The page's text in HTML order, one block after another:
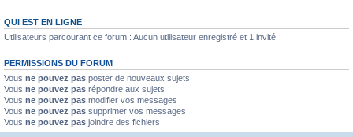
QUI EST EN LIGNE
Utilisateurs parcourant ce forum : Aucun utilisateur enregistré et 1 invité
PERMISSIONS DU FORUM
Vous ne pouvez pas poster de nouveaux sujets
Vous ne pouvez pas répondre aux sujets
Vous ne pouvez pas modifier vos messages
Vous ne pouvez pas supprimer vos messages
Vous ne pouvez pas joindre des fichiers